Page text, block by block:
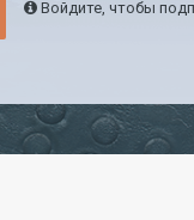
Войдите, чтобы